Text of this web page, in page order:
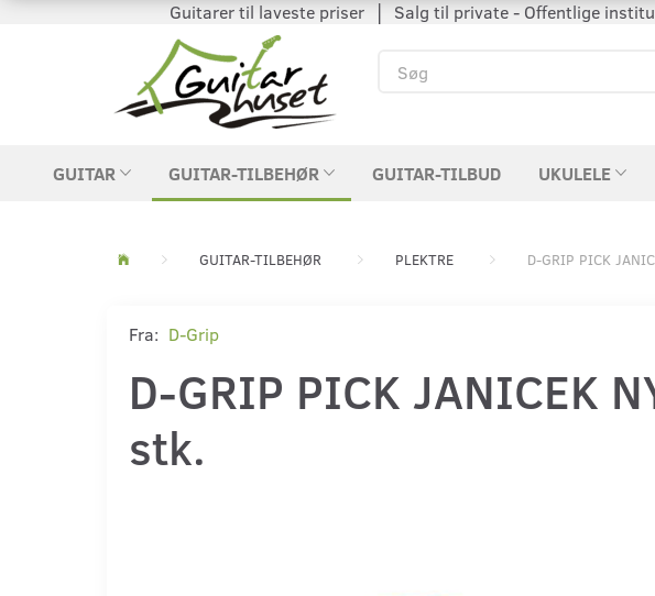
Guitarer til laveste priser │ Salg til private - Offentlige
GUITAR GUITAR-TILBEHØR GUITAR-TILBUD UKULELE
GUITAR-TILBEHØR PLEKTRE D-GRIP PICK
Fra: D-Grip
D-GRIP PICK JANICEK
stk.